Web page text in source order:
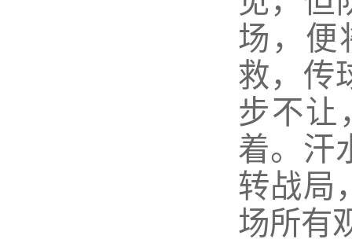
场，便
救，传
步不让
着。汗
转战局
场所有